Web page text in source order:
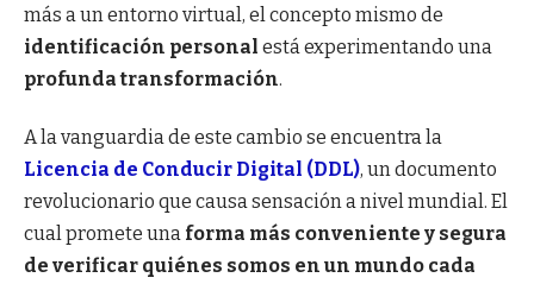
más a un entorno virtual, el concepto mismo de
identificación personal está experimentando una
profunda transformación.
A la vanguardia de este cambio se encuentra la
Licencia de Conducir Digital (DDL), un documento
revolucionario que causa sensación a nivel mundial. El
cual promete una forma más conveniente y segura
de verificar quiénes somos en un mundo cada